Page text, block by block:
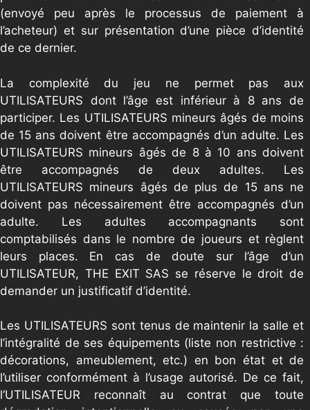
(envoyé peu après le processus de paiement à
l’acheteur) et sur présentation d’une pièce d’identité
de ce dernier.
La complexité du jeu ne permet pas aux
UTILISATEURS dont l’âge est inférieur à 8 ans de
participer. Les UTILISATEURS mineurs âgés de moins
de 15 ans doivent être accompagnés d’un adulte. Les
UTILISATEURS mineurs âgés de 8 à 10 ans doivent
être accompagnés de deux adultes. Les
UTILISATEURS mineurs âgés de plus de 15 ans ne
doivent pas nécessairement être accompagnés d’un
adulte. Les adultes accompagnants sont
comptabilisés dans le nombre de joueurs et règlent
leurs places. En cas de doute sur l’âge d’un
UTILISATEUR, THE EXIT SAS se réserve le droit de
demander un justificatif d’identité.
Les UTILISATEURS sont tenus de maintenir la salle et
l’intégralité de ses équipements (liste non restrictive :
décorations, ameublement, etc.) en bon état et de
l’utiliser conformément à l’usage autorisé. De ce fait,
l’UTILISATEUR reconnaît au contrat que toute